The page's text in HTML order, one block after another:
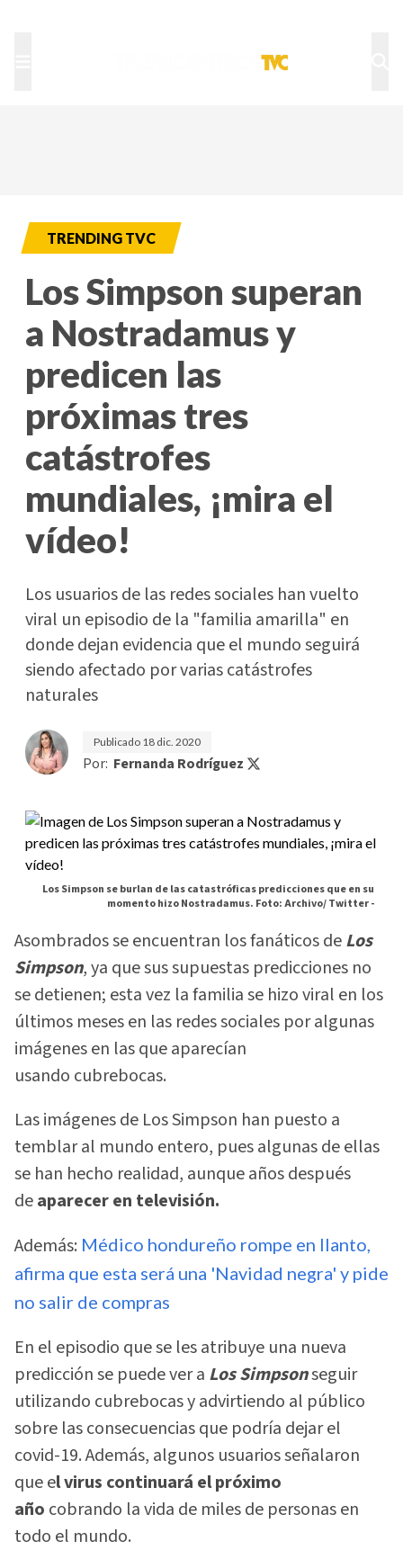
TRENDING TVC
Los Simpson superan
a Nostradamus y
predicen las
próximas tres
catástrofes
mundiales, ¡mira el
vídeo!
Los usuarios de las redes sociales han vuelto
viral un episodio de la "familia amarilla" en
donde dejan evidencia que el mundo seguirá
siendo afectado por varias catástrofes
naturales
Publicado 18 dic. 2020
Por: Fernanda Rodríguez
Los Simpson se burlan de las catastróficas predicciones que en su
momento hizo Nostradamus. Foto: Archivo/ Twitter -
Asombrados se encuentran los fanáticos deLos
Simpson, ya que sus supuestas predicciones no
se detienen; esta vez la familia se hizo viral en los
últimos meses en las redes sociales por algunas
imágenes en las que aparecían
usando cubrebocas.
Las imágenes de Los Simpson han puesto a
temblar al mundo entero, pues algunas de ellas
se han hecho realidad, aunque años después
deaparecer en televisión.
Además: Médico hondureño rompe en llanto,
afirma que esta será una 'Navidad negra' y pide
no salir de compras
En el episodio que se les atribuye una nueva
predicción se puede ver a Los Simpsonseguir
utilizando cubrebocas y advirtiendo al público
sobre las consecuencias que podría dejar el
covid-19. Además, algunos usuarios señalaron
que el virus continuará el próximo
año cobrando la vida de miles de personas en
todo el mundo.